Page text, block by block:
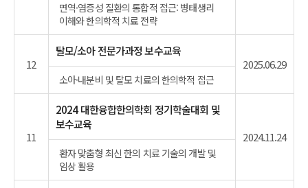
면역·염증성 질환의 통합적 접근: 병태생리
이해와 한의학적 치료 전략
12
탈모/소아 전문가과정 보수교육
2025.06.29
소아·내분비 및 탈모 치료의 한의학적 접근
11
2024 대한융합한의학회 정기학술대회 및
보수교육
2024.11.24
환자 맞춤형 최신 한의 치료 기술의 개발 및
임상 활용